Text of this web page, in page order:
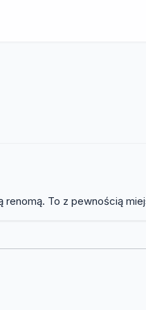
renomą. To z pewnością